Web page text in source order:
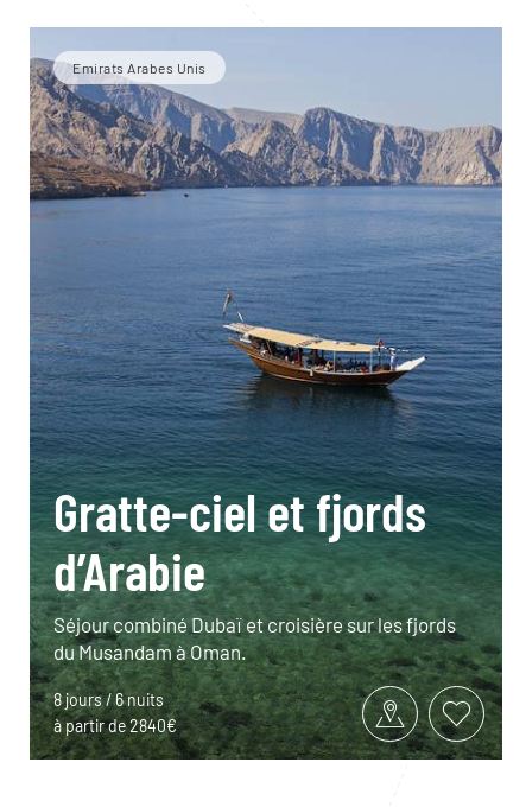
Emirats Arabes Unis
Gratte-ciel et fjords
d’Arabie
Séjour combiné Dubaï et croisière sur les fjords
du Musandam à Oman.
8 jours / 6 nuits
à partir de 2840€